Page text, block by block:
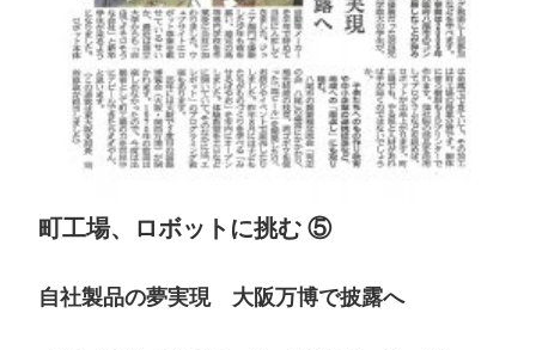
町工場、ロボットに挑む ⑤
自社製品の夢実現 大阪万博で披露へ